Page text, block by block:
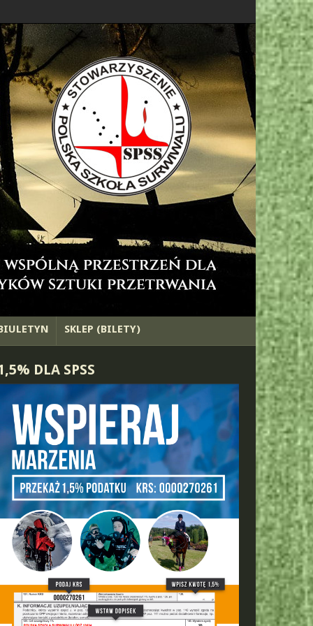
SKLEP (BILETY)
DLA SPSS